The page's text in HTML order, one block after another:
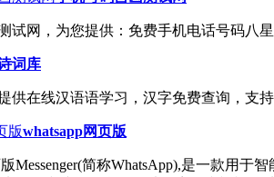
试网，为您提供：免费手机电话号码八
词库
供在线汉语语学习，汉字免费查询，支
whatsapp网页版
Messenger(简称WhatsApp),是一款用